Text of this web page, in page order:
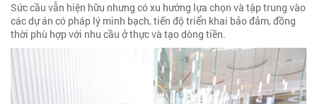
Sức cầu vẫn hiện hữu nhưng có xu hướng lựa chọn và tập trung vào
các dự án có pháp lý minh bạch, tiến độ triển khai bảo đảm, đồng
thời phù hợp với nhu cầu ở thực và tạo dòng tiền.